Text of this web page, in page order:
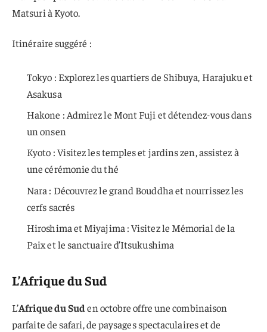
Matsuri à Kyoto.
Itinéraire suggéré :
Tokyo : Explorez les quartiers de Shibuya, Harajuku et
Asakusa
Hakone : Admirez le Mont Fuji et détendez-vous dans
un onsen
Kyoto : Visitez les temples et jardins zen, assistez à
une cérémonie du thé
Nara : Découvrez le grand Bouddha et nourrissez les
cerfs sacrés
Hiroshima et Miyajima : Visitez le Mémorial de la
Paix et le sanctuaire d’Itsukushima
L’Afrique du Sud
L’Afrique du Suden octobre offre une combinaison
parfaite de safari, de paysages spectaculaires et de